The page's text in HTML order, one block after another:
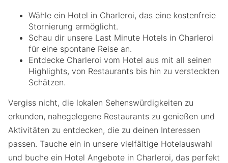
Wähle ein Hotel in Charleroi, das eine kostenfreie
Stornierung ermöglicht.
Schau dir unsere Last Minute Hotels in Charleroi
für eine spontane Reise an.
Entdecke Charleroi vom Hotel aus mit all seinen
Highlights, von Restaurants bis hin zu versteckten
Schätzen.
Vergiss nicht, die lokalen Sehenswürdigkeiten zu
erkunden, nahegelegene Restaurants zu genießen und
Aktivitäten zu entdecken, die zu deinen Interessen
passen. Tauche ein in unsere vielfältige Hotelauswahl
und buche ein Hotel Angebote in Charleroi, das perfekt